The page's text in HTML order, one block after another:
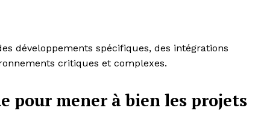
développements spécifiques, des intégrations
critiques et complexes.
pour mener à bien les projets